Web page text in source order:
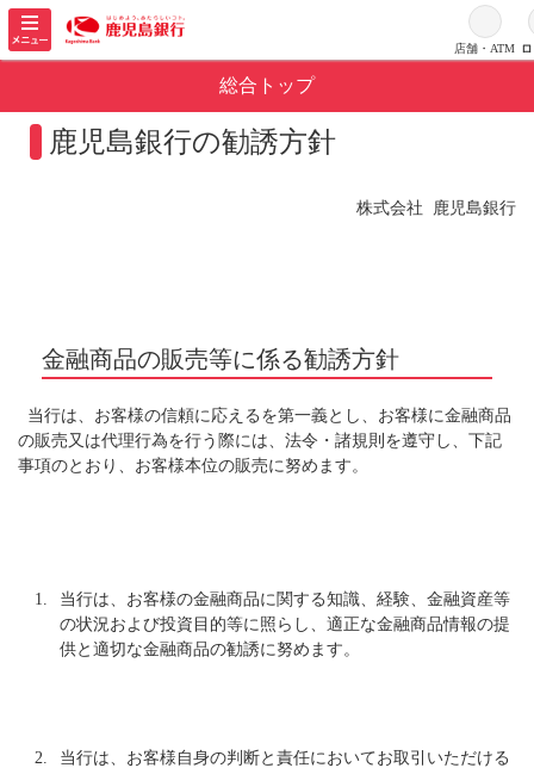
店舗・ATM
総合トップ
メ
ニ
鹿児島銀行の勧誘方針
株式会社 鹿児島銀行
金融商品の販売等に係る勧誘方針
当行は、お客様の信頼に応えるを第一義とし、お客様に金融商品
の販売又は代理行為を行う際には、法令・諸規則を遵守し、下記
事項のとおり、お客様本位の販売に努めます。
1.
当行は、お客様の金融商品に関する知識、経験、金融資産等
の状況および投資目的等に照らし、適正な金融商品情報の提
供と適切な金融商品の勧誘に努めます。
2.
当行は、お客様自身の判断と責任においてお取引いただける